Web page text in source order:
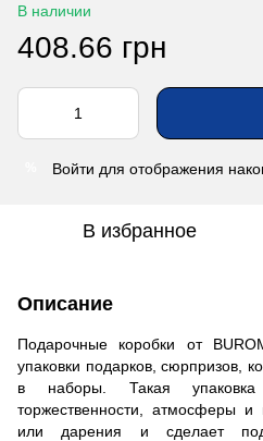
В наличии
408.66 грн
Войти для отображения
В избранное
Описание
Подарочные коробки от
упаковки подарков, сюрпризов,
в наборы. Такая упаковка
торжественности, атмосферы и
или дарения и сделает